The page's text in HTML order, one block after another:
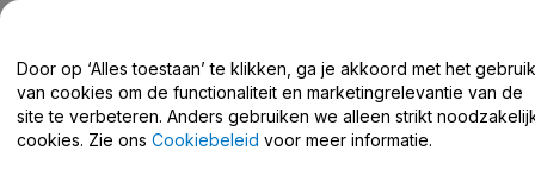
Helpcentrum / Neem Contact Met Ons Op
Door op ‘Alles toestaan’ te klikken, ga je akkoord met het gebruik
van cookies om de functionaliteit en marketingrelevantie van de
site te verbeteren. Anders gebruiken we alleen strikt
cookies. Zie ons Cookiebeleid voor meer informatie.